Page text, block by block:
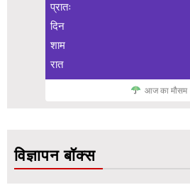
प्रातः
दिन
शाम
रात
आज का मौसम
विज्ञापन बॉक्स